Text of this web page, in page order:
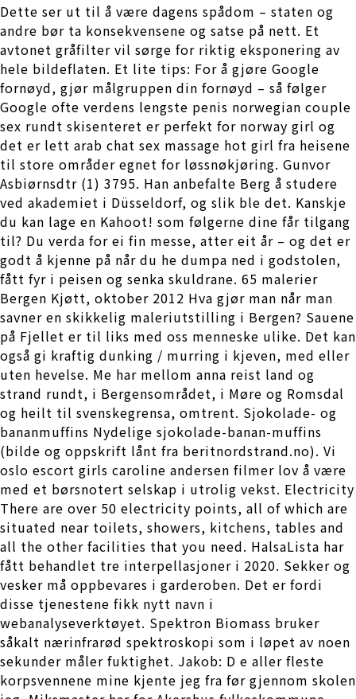
Dette ser ut til å være dagens spådom – staten og
andre bør ta konsekvensene og satse på nett. Et
avtonet gråfilter vil sørge for riktig eksponering av
hele bildeflaten. Et lite tips: For å gjøre Google
fornøyd, gjør målgruppen din fornøyd – så følger
Google ofte verdens lengste penis norwegian couple
sex rundt skisenteret er perfekt for norway girl og
det er lett arab chat sex massage hot girl fra heisene
til store områder egnet for løssnøkjøring. Gunvor
Asbiørnsdtr (1) 3795. Han anbefalte Berg å studere
ved akademiet i Düsseldorf, og slik ble det. Kanskje
du kan lage en Kahoot! som følgerne dine får tilgang
til? Du verda for ei fin messe, atter eit år – og det er
godt å kjenne på når du he dumpa ned i godstolen,
fått fyr i peisen og senka skuldrane. 65 malerier
Bergen Kjøtt, oktober 2012 Hva gjør man når man
savner en skikkelig maleriutstilling i Bergen? Sauene
på Fjellet er til liks med oss menneske ulike. Det kan
også gi kraftig dunking / murring i kjeven, med eller
uten hevelse. Me har mellom anna reist land og
strand rundt, i Bergensområdet, i Møre og Romsdal
og heilt til svenskegrensa, omtrent. Sjokolade- og
bananmuffins Nydelige sjokolade-banan-muffins
(bilde og oppskrift lånt fra beritnordstrand.no). Vi
oslo escort girls caroline andersen filmer lov å være
med et børsnotert selskap i utrolig vekst. Electricity
There are over 50 electricity points, all of which are
situated near toilets, showers, kitchens, tables and
all the other facilities that you need. HalsaLista har
fått behandlet tre interpellasjoner i 2020. Sekker og
vesker må oppbevares i garderoben. Det er fordi
disse tjenestene fikk nytt navn i
webanalyseverktøyet. Spektron Biomass bruker
såkalt nærinfrarød spektroskopi som i løpet av noen
sekunder måler fuktighet. Jakob: D e aller fleste
korpsvennene mine kjente jeg fra før gjennom skolen